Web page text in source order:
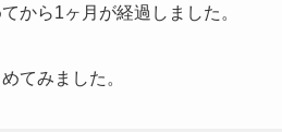
から1ヶ月が経過しました。
てみました。